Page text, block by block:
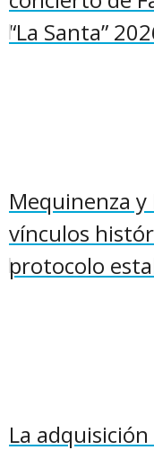
“La Santa”
Mequinenza
vínculos
protocolo
La